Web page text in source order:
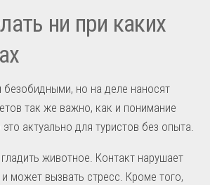
ни при каких
но на деле наносят
так же важно, как и понимание
актуально для туристов без опыта.
животное. Контакт нарушает
может вызвать стресс. Кроме того,